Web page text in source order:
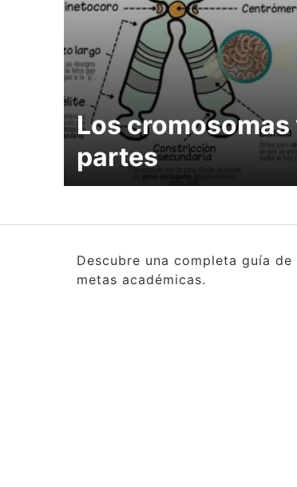
Los cromosomas
partes
Descubre una completa guía
metas académicas.